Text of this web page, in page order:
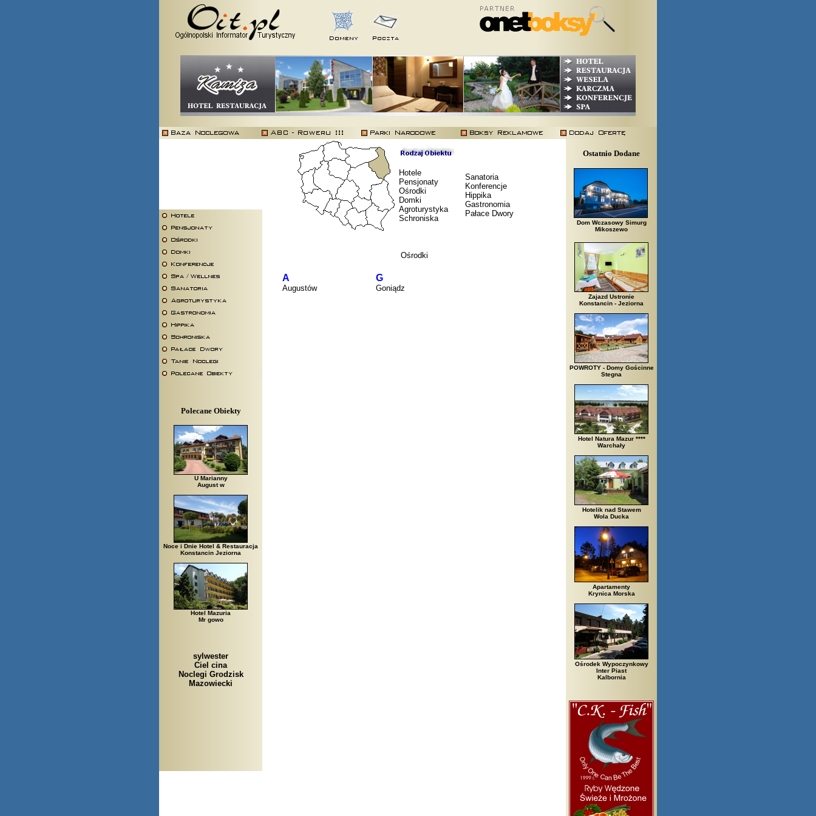
Polecane Obiekty
U Marianny
August w
Noce i Dnie Hotel & Restauracja
Konstancin Jeziorna
Hotel Mazuria
Mr gowo
sylwester
Ciel cina
Noclegi Grodzisk
Mazowiecki
Hotele
Pensjonaty
Ośrodki
Domki
Agroturystyka
Schroniska
Sanatoria
Konferencje
Hippika
Gastronomia
Pałace Dwory
Ośrodki
A
Augustów
G
Goniądz
Arłamów, Augustów, Babice Stare, Bachanowo, Barczewo, Bardo, Białobrzegi, Białowieża, Bielsko Biała, Biały Bór, Biały Dunajec, Białystok,
Ostatnio Dodane
Dom Wczasowy Simurg
Mikoszewo
Zajazd Ustronie
Konstancin - Jeziorna
POWROTY - Domy Gościnne
Stegna
Hotel Natura Mazur ****
Warchały
Hotelik nad Stawem
Wola Ducka
Apartamenty
Krynica Morska
Ośrodek Wypoczynkowy
Inter Piast
Kalbornia